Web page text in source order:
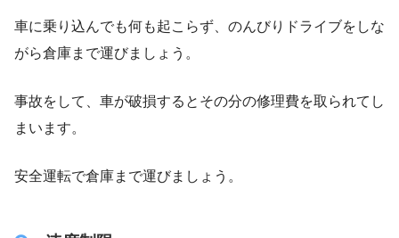
車に乗り込んでも何も起こらず、のんびりドライブをしな
がら倉庫まで運びましょう。
事故をして、車が破損するとその分の修理費を取られてし
まいます。
安全運転で倉庫まで運びましょう。